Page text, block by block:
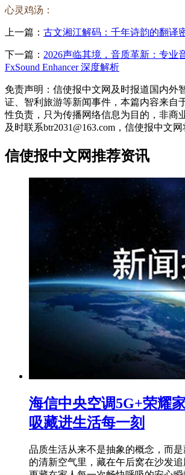
心灵鸡汤：
上一篇： 古文湘江解码：千年诗韵的翻译
下一篇： 2026声临其境，音质革新：专业
FxSound Enhancer 深度解析
免责声明：信使报中文网及时报道国内外
证、智利旅游等新闻事件，本篇内容来自
性负责，只为传播网络信息为目的，非商
及时联系btr2031@163.com，信使报中文网
信使报中文网推荐资讯
海信中央空调5G+荣耀
吸藏进生活每一刻
品质生活从来不是抽象的概念，而
的清新空气里，藏在午后窝在沙发追